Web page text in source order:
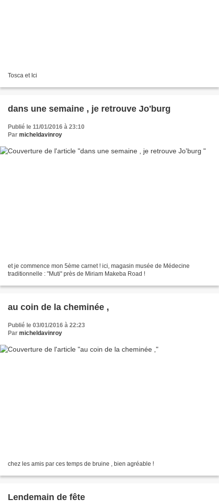
Tosca et Ici
dans une semaine , je retrouve Jo'burg
Publié le 11/01/2016 à 23:10
Par micheldavinroy
et je commence mon 5ème carnet ! ici, magasin musée de Médecine
traditionnelle : "Muti" près de Miriam Makeba Road !
au coin de la cheminée ,
Publié le 03/01/2016 à 22:23
Par micheldavinroy
chez les amis par ces temps de bruine , bien agréable !
Lendemain de fête